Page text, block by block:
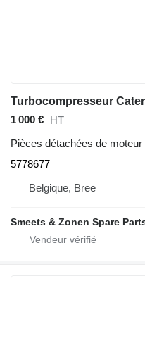
Turbocompresseur
1 000 € HT
Pièces détachées de
5778677
Belgique, Bree
Smeets & Zonen Spare